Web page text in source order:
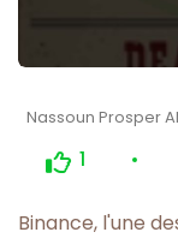
Nassoun Prosper
1
Binance, l'une